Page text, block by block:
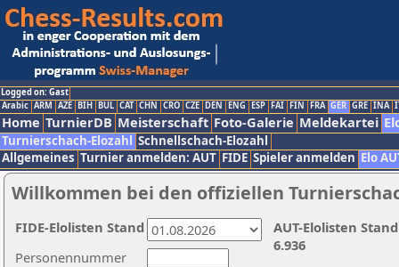
Logged on: Gast
Arabic ARM AZE BIH BUL CAT CHN CRO CZE DEN ENG ESP FAI FIN FRA GER GRE INA
Home TurnierDB Meisterschaft Foto-Galerie Meldekartei
Turnierschach-Elozahl Schnellschach-Elozahl
Allgemeines Turnier anmelden: AUT FIDE Spieler anmelden Elo
Willkommen bei den offiziellen
Personennummer
AUT-Elolisten
6.936
FIDE-Elolisten Stand